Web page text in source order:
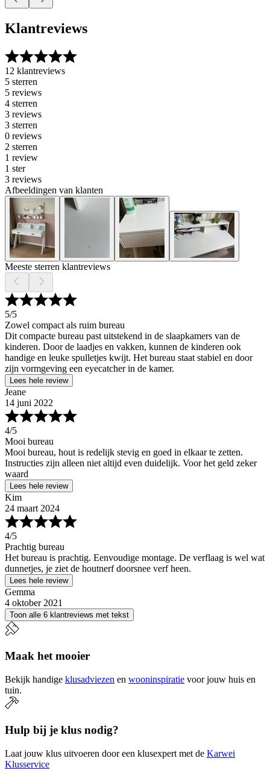
Klantreviews
12 klantreviews
5 sterren
5 reviews
4 sterren
3 reviews
3 sterren
0 reviews
2 sterren
1 review
1 ster
3 reviews
Afbeeldingen van klanten
Meeste sterren klantreviews
5/5
Zowel compact als ruim bureau
Dit compacte bureau past uitstekend in de slaapkamers van de
kinderen. Door de laadjes en vakken, kunnen de kinderen ook
handige en leuke spulletjes kwijt. Het bureau staat stabiel en door
zijn vormgeving een eyecatcher in de kamer.
Lees hele review
Jeane
14 juni 2022
4/5
Mooi bureau
Mooi bureau, hout is redelijk stevig en goed in elkaar te zetten.
Instructies zijn alleen niet altijd even duidelijk. Voor het geld zeker
waard
Lees hele review
Kim
24 maart 2024
4/5
Prachtig bureau
Het bureau is prachtig. Eenvoudige montage. De verflaag is wel wat
dunnetjes, je ziet de houtnerf doorsnee verf heen.
Lees hele review
Gemma
4 oktober 2021
Toon alle 6 klantreviews met tekst
Maak het mooier
Bekijk handige klusadviezen en wooninspiratie voor jouw huis en
tuin.
Hulp bij je klus nodig?
Laat jouw klus uitvoeren door een klusexpert met de Karwei
Klusservice